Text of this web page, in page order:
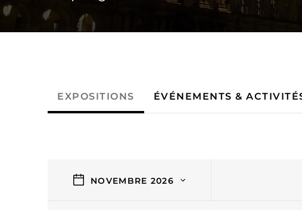
- Événements & activités
EXPOSITIONS ÉVÉNEMENTS &
NOVEMBRE 2026